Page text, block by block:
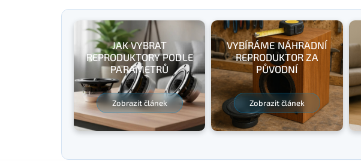
JAK VYBRAT
REPRODUKTORY PODLE
PARAMETRŮ
Zobrazit článek
VYBÍRÁME NÁHRADNÍ
REPRODUKTOR ZA
PŮVODNÍ
Zobrazit článek